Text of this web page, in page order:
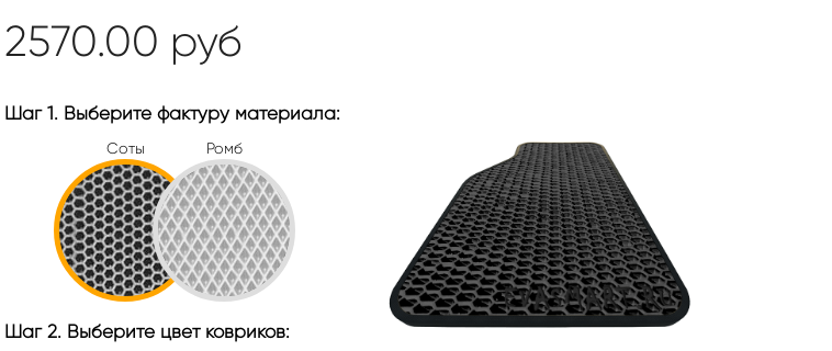
2570.00 руб
Шаг 1. Выберите фактуру материала:
Соты Ромб
Шаг 2. Выберите цвет ковриков: